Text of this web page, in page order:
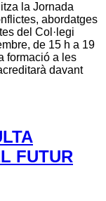
la Jornada
abordatges
del Col·legi
de 15 h a 19
formació a les
davant
FUTUR